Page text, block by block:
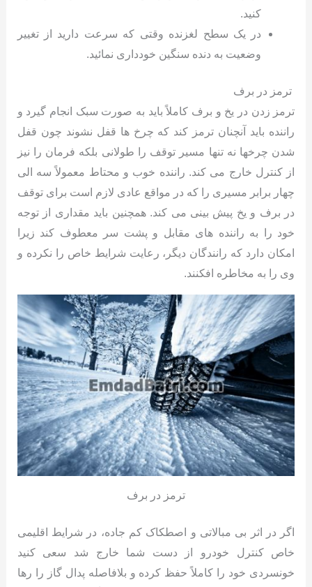
کنید.
در یک سطح لغزنده وقتی که سرعت دارید از تغییر
وضعیت به دنده سنگین خودداری نمائید.
ترمز در برف
ترمز زدن در یخ و برف کاملاً باید به صورت سبک انجام گیرد و
راننده باید آنچنان ترمز کند که چرخ ها قفل نشوند چون قفل
شدن چرخها نه تنها مسیر توقف را طولانی بلکه فرمان را نیز
از کنترل خارج می کند. راننده خوب و محتاط معمولاً سه الی
چهار برابر مسیری را که در مواقع عادی لازم است برای توقف
در برف و یخ پیش بینی می کند. همچنین باید مقداری از توجه
خود را به راننده های مقابل و پشت سر معطوف کند زیرا
امکان دارد که رانندگان دیگر، رعایت شرایط خاص را نکرده و
وی را به مخاطره افکنند.
ترمز در برف
اگر در اثر بی مبالاتی و اصطکاک کم جاده، در شرایط اقلیمی
خاص کنترل خودرو از دست شما خارج شد سعی کنید
خونسردی خود را کاملاً حفظ کرده و بلافاصله پدال گاز را رها